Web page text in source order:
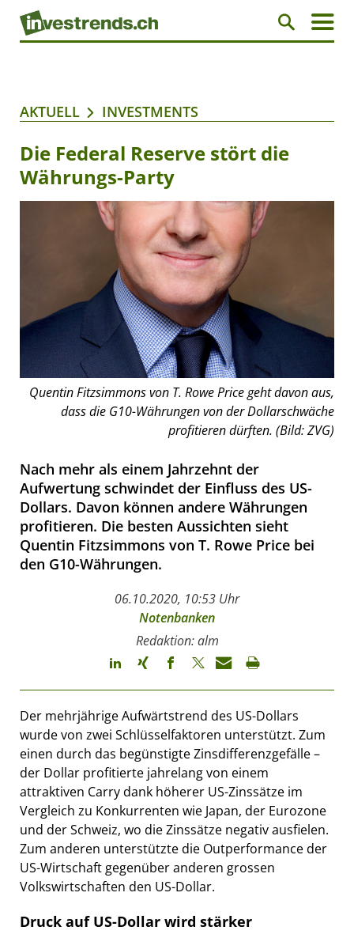
AKTUELL INVESTMENTS
Die Federal Reserve stört die
Währungs-Party
Quentin Fitzsimmons von T. Rowe Price geht davon aus,
dass die G10-Währungen von der Dollarschwäche
profitieren dürften. (Bild: ZVG)
Nach mehr als einem Jahrzehnt der
Aufwertung schwindet der Einfluss des US-
Dollars. Davon können andere Währungen
profitieren. Die besten Aussichten sieht
Quentin Fitzsimmons von T. Rowe Price bei
den G10-Währungen.
06.10.2020, 10:53 Uhr
Notenbanken
Redaktion: alm
Der mehrjährige Aufwärtstrend des US-Dollars
wurde von zwei Schlüsselfaktoren unterstützt. Zum
einen durch das begünstigte Zinsdifferenzgefälle –
der Dollar profitierte jahrelang von einem
attraktiven Carry dank höherer US-Zinssätze im
Vergleich zu Konkurrenten wie Japan, der Eurozone
und der Schweiz, wo die Zinssätze negativ ausfielen.
Zum anderen unterstützte die Outperformance der
US-Wirtschaft gegenüber anderen grossen
Volkswirtschaften den US-Dollar.
Druck auf US-Dollar wird stärker